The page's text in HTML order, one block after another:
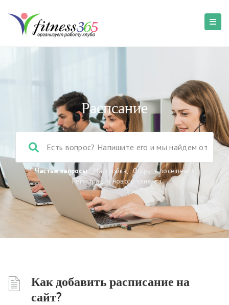
Распсание
Частые запросы: Настройка, Открыть посещение
Регистрация нового клиента
Как добавить расписание на
сайт?